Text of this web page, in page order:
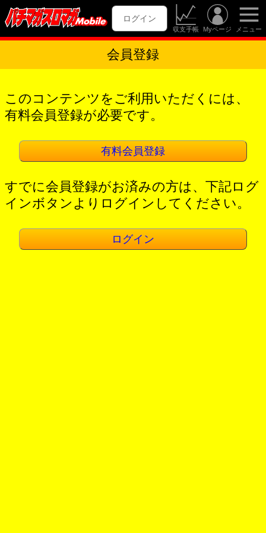
ログイン
収支手帳 Myページ メニュー
会員登録
このコンテンツをご利用いただくには、
有料会員登録が必要です。
有料会員登録
すでに会員登録がお済みの方は、下記ログ
インボタンよりログインしてください。
ログイン